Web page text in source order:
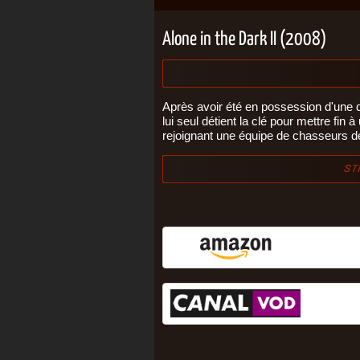
Alone in the Dark II (2008)
Après avoir été en possession d'une
lui seul détient la clé pour mettre fin
rejoignant une équipe de chasseurs